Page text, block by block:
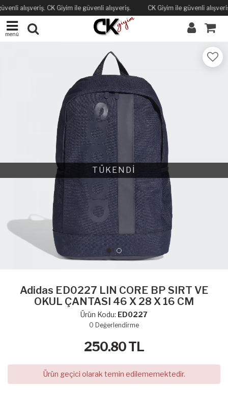
alışveriş. CK Giyim ile güvenli alışveriş. CK Giyim ile güvenli
menü
TÜKENDİ
Adidas ED0227 LIN CORE BP SIRT VE
OKUL ÇANTASI 46 X 28 X 16 CM
Ürün Kodu: ED0227
0 Değerlendirme
250.80TL
Ürün geçici olarak temin edilememektedir.